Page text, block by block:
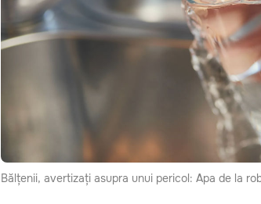
Bălțenii, avertizați asupra unui pericol: Apa de la